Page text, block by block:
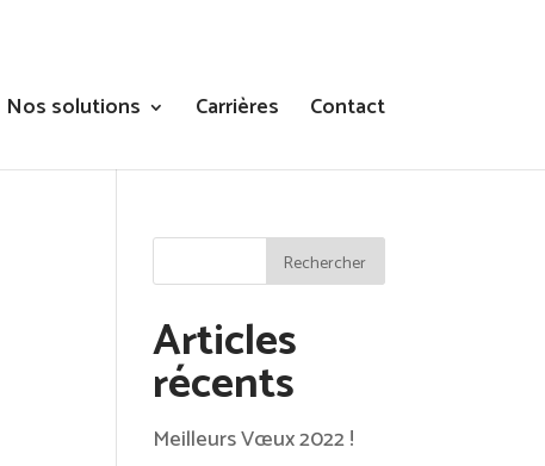
Nos solutions Carrières Contact
Articles
récents
Meilleurs Vœux 2022 !